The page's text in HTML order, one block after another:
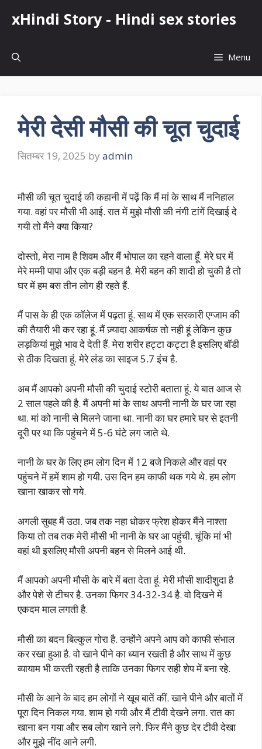
xHindi Story - Hindi sex stories
Menu
मेरी देसी मौसी की चूत चुदाई
सितम्बर 19, 2025 by admin
मौसी की चूत चुदाई की कहानी में पढ़ें कि मैं मां के साथ मैं ननिहाल
गया. वहां पर मौसी भी आई. रात में मुझे मौसी की नंगी टांगें दिखाई दे
गयी तो मैंने क्या किया?
दोस्तो, मेरा नाम है शिवम और मैं भोपाल का रहने वाला हूँ. मेरे घर में
मेरे मम्मी पापा और एक बड़ी बहन है. मेरी बहन की शादी हो चुकी है तो
घर में हम बस तीन लोग ही रहते हैं.
मैं पास के ही एक कॉलेज में पढ़ता हूं. साथ में एक सरकारी एग्जाम की
की तैयारी भी कर रहा हूं. मैं ज़्यादा आकर्षक तो नही हूं लेकिन कुछ
लड़कियां मुझे भाव दे देती हैं. मेरा शरीर हट्टा कट्टा है इसलिए बॉडी
से ठीक दिखता हूं. मेरे लंड का साइज 5.7 इंच है.
अब मैं आपको अपनी मौसी की चुदाई स्टोरी बताता हूं. ये बात आज से
2 साल पहले की है. मैं अपनी मां के साथ अपनी नानी के घर जा रहा
था. मां को नानी से मिलने जाना था. नानी का घर हमारे घर से इतनी
दूरी पर था कि पहुंचने में 5-6 घंटे लग जाते थे.
नानी के घर के लिए हम लोग दिन में 12 बजे निकले और वहां पर
पहुंचने में हमें शाम हो गयी. उस दिन हम काफी थक गये थे. हम लोग
खाना खाकर सो गये.
अगली सुबह मैं उठा. जब तक नहा धोकर फ्रेश होकर मैंने नाश्ता
किया तो तब तक मेरी मौसी भी नानी के घर आ पहुंची. चूंकि मां भी
वहां थी इसलिए मौसी अपनी बहन से मिलने आई थी.
मैं आपको अपनी मौसी के बारे में बता देता हूं. मेरी मौसी शादीशुदा है
और पेशे से टीचर है. उनका फिगर 34-32-34 है. वो दिखने में
एकदम माल लगती है.
मौसी का बदन बिल्कुल गोरा है. उन्होंने अपने आप को काफी संभाल
कर रखा हुआ है. वो खाने पीने का ध्यान रखती है और साथ में कुछ
व्यायाम भी करती रहती है ताकि उनका फिगर सही शेप में बना रहे.
मौसी के आने के बाद हम लोगों ने खूब बातें कीं. खाने पीने और बातों में
पूरा दिन निकल गया. शाम हो गयी और मैं टीवी देखने लगा. रात का
खाना बन गया और सब लोग खाने लगे. फिर मैंने कुछ देर टीवी देखा
और मुझे नींद आने लगी.